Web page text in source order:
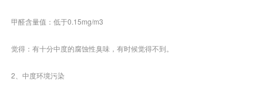
甲醛含量值：低于0.15mg/m3
觉得：有十分中度的腐蚀性臭味，有时候觉得不到。
2、中度环境污染